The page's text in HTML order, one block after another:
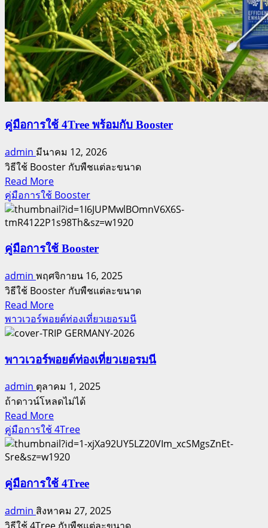
กร
คู่มือการใช้ 4Tree พร้อมกับ Booster
admin มีนาคม 12, 2026
วิธีใช้ Booster กับพืชแต่ละขนาด
Read MoreRead
more
about
คู่มือ
ใช้
พร้อม
กับ
Booster
คู่มือการใช้ Booster
คู่มือการใช้ Booster
admin พฤศจิกายน 16, 2025
วิธีใช้ Booster กับพืชแต่ละขนาด
Read MoreRead
more
about
การ
Booster
พาวเวอร์พอยต์ท่องเที่ยวเยอรมนี
พาวเวอร์พอยต์ท่องเที่ยวเยอรมนี
admin ตุลาคม 1, 2025
ถ้าดาวน์โหลดไม่ได้
Read MoreRead
more
about
พา
เวอร์
ยต์
คู่มือการใช้ 4Tree
คู่มือการใช้ 4Tree
admin สิงหาคม 27, 2025